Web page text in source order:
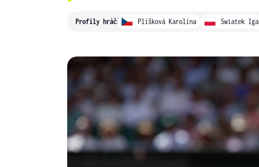
Profily hráčů Plíšková Karolína Swiatek Iga